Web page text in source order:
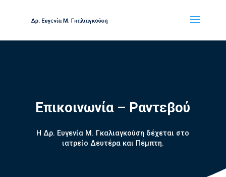
Επικοινωνία – Ραντεβού
Η Δρ. Ευγενία Μ. Γκαλιαγκούση δέχεται στο
ιατρείο Δευτέρα και Πέμπτη.